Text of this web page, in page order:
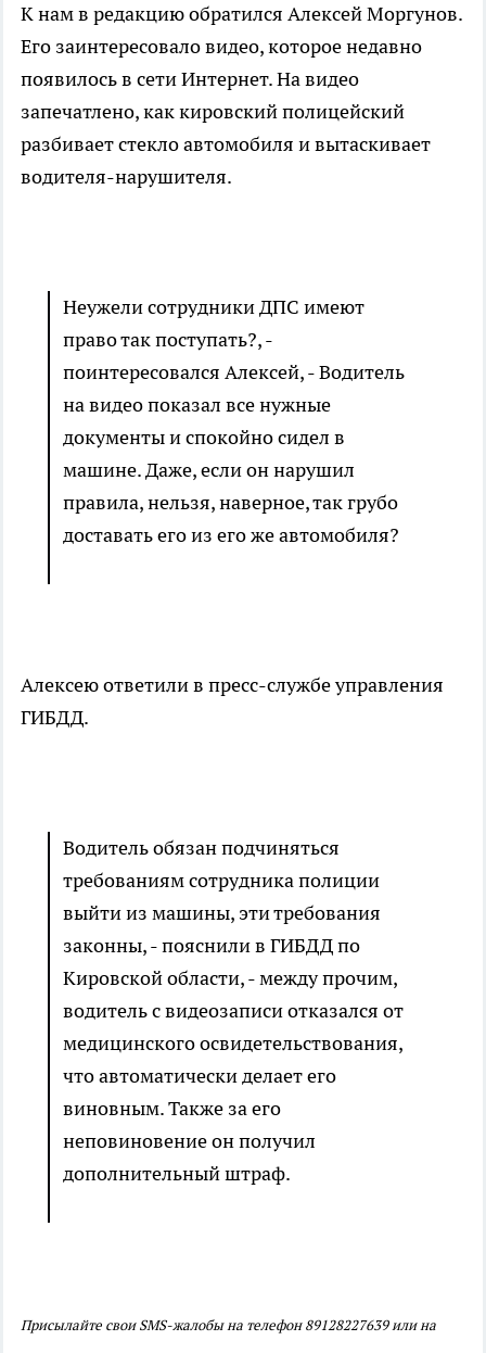
К нам в редакцию обратился Алексей Моргунов.
Его заинтересовало видео, которое недавно
появилось в сети Интернет. На видео
запечатлено, как кировский полицейский
разбивает стекло автомобиля и вытаскивает
водителя-нарушителя.
Неужели сотрудники ДПС имеют
право так поступать?, -
поинтересовался Алексей, - Водитель
на видео показал все нужные
документы и спокойно сидел в
машине. Даже, если он нарушил
правила, нельзя, наверное, так грубо
доставать его из его же автомобиля?
Алексею ответили в пресс-службе управления
ГИБДД.
Водитель обязан подчиняться
требованиям сотрудника полиции
выйти из машины, эти требования
законны, - пояснили в ГИБДД по
Кировской области, - между прочим,
водитель с видеозаписи отказался от
медицинского освидетельствования,
что автоматически делает его
виновным. Также за его
неповиновение он получил
дополнительный штраф.
Присылайте свои SMS-жалобы на телефон 89128227639 или на